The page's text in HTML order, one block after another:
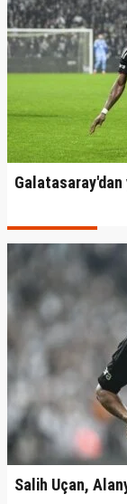
Galatasaray'dan
Salih Uçan,